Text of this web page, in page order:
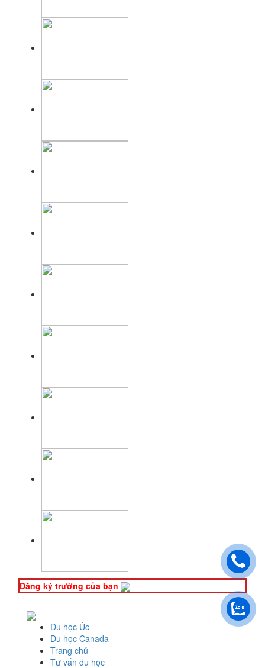
Đăng ký trường của bạn
Du học Úc
Du học Canada
Trang chủ
Tư vấn du học